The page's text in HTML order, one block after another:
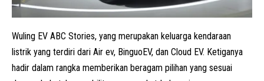
Wuling EV ABC Stories, yang merupakan keluarga kendaraan
listrik yang terdiri dari Air ev, BinguoEV, dan Cloud EV. Ketiganya
hadir dalam rangka memberikan beragam pilihan yang sesuai